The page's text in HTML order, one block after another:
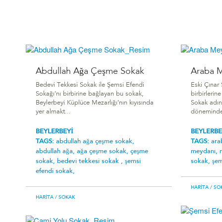
Abdullah Ağa Çeşme Sokak
Bedevi Tekkesi Sokak ile Şemsi Efendi
Sokağı’nı birbirine bağlayan bu sokak,
Beylerbeyi Küplüce Mezarlığı’nın kıyısında
yer almakt...
BEYLERBEYİ
TAGS: abdullah ağa çeşme sokak,
abdullah ağa, ağa çeşme sokak, çeşme
sokak, bedevi tekkesi sokak , şemsi
efendi sokak,
HARITA / SOKAK
Araba
Eski
birbirlerine
Sokak
TAGS:
meydanı,
sokak,
HARITA /